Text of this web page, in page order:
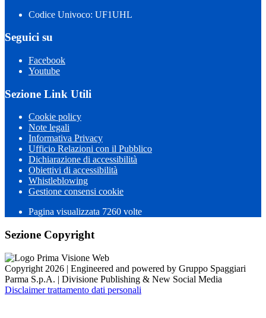
Codice Univoco: UF1UHL
Seguici su
Facebook
Youtube
Sezione Link Utili
Cookie policy
Note legali
Informativa Privacy
Ufficio Relazioni con il Pubblico
Dichiarazione di accessibilità
Obiettivi di accessibilità
Whistleblowing
Gestione consensi cookie
Pagina visualizzata 7260 volte
Sezione Copyright
Copyright 2026 | Engineered and powered by Gruppo Spaggiari
Parma S.p.A. | Divisione Publishing & New Social Media
Disclaimer trattamento dati personali